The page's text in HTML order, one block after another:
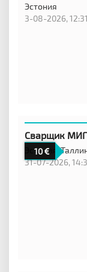
Эстония
3-08-2026, 12:31
10
Сварщик
Эстония,
31-07-2026,